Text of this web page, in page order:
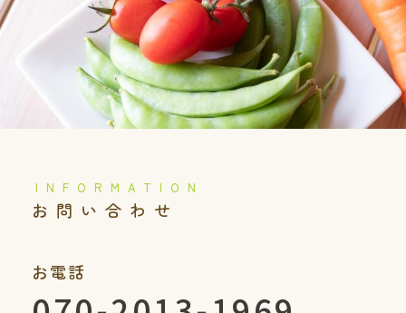
️お問い合わせ
お電話